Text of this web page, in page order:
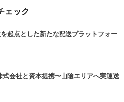
ェック
起点とした新たな配送プラットフォー
会社と資本提携〜山陰エリアへ実運送